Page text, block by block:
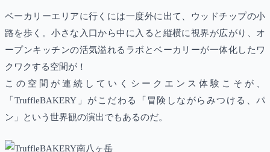
ベーカリーエリアに行くには一度外に出て、ウッドチップの小
路を歩く。小さな入口から中に入ると縦横に視界が広がり、オ
ープンキッチンの活気溢れるラボとベーカリーが一体化したワ
クワクする空間が！
この空間が連続していくシークエンス体験こそが、
「TruffleBAKERY」がこだわる「冒険しながらみつける、パ
ン」という世界観の演出でもあるのだ。